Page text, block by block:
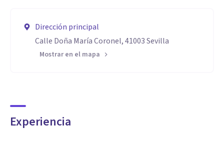
Dirección principal
Calle Doña María Coronel, 41003 Sevilla
Mostrar en el mapa
Experiencia